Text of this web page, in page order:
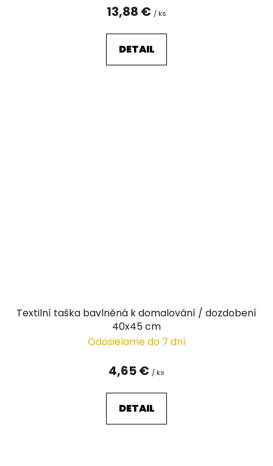
13,88 € / ks
DETAIL
Textilní taška bavlněná k domalování / dozdobení
40x45 cm
Odosielame do 7 dní
4,65 € / ks
DETAIL